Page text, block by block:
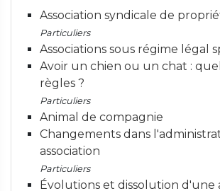
Association syndicale de
Particuliers
Associations sous régime légal
Avoir un chien ou un chat :
règles ?
Particuliers
Animal de compagnie
Changements dans
association
Particuliers
Évolutions et dissolution d'une